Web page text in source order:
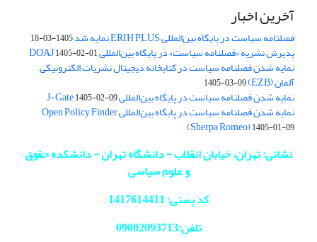
آخرین اخبار
فصلنامه سیاست در پایگاه بین‌المللی ERIH PLUS نمایه شد 1405-03-18
پذیرش نشریه «فصلنامه سیاست» در پایگاه بین‌المللی DOAJ1405-02-01
نمایه شدن فصلنامه سیاست در کتابخانه دیجیتال نشریات الکترونیکی
آلمان (EZB) 1405-03-09
نمایه شدن فصلنامه سیاست در پایگاه بین‌المللی J-Gate1405-02-09
نمایه شدن فصلنامه سیاست در پایگاه بین‌المللی Open Policy Finder
(Sherpa Romeo)1405-01-09
نشانی: تهران، خیابان انقلاب - دانشگاه تهران - دانشکده حقوق
و علوم سیاسی
کد پستی: 1417614411
تلفن:09002093713